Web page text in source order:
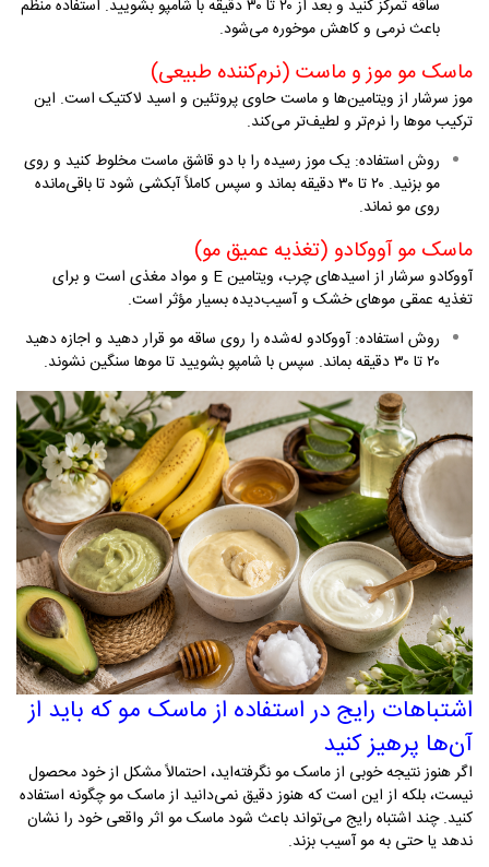
ساقه تمرکز کنید و بعد از ۲۰ تا ۳۰ دقیقه با شامپو بشویید. استفاده منظم
باعث نرمی و کاهش موخوره می‌شود.
ماسک مو موز و ماست (نرم‌کننده طبیعی)
موز سرشار از ویتامین‌ها و ماست حاوی پروتئین و اسید لاکتیک است. این
ترکیب موها را نرم‌تر و لطیف‌تر می‌کند.
روش استفاده: یک موز رسیده را با دو قاشق ماست مخلوط کنید و روی
مو بزنید. ۲۰ تا ۳۰ دقیقه بماند و سپس کاملاً آبکشی شود تا باقی‌مانده
روی مو نماند.
ماسک مو آووکادو (تغذیه عمیق مو)
آووکادو سرشار از اسیدهای چرب، ویتامینE و مواد مغذی است و برای
تغذیه عمقی موهای خشک و آسیب‌دیده بسیار مؤثر است.
روش استفاده:آووکادو له‌شده را روی ساقه مو قرار دهید و اجازه دهید
۲۰ تا ۳۰ دقیقه بماند. سپس با شامپو بشویید تا موها سنگین نشوند
.
اشتباهات رایج در استفاده از ماسک مو که باید از
آن‌ها پرهیز کنید
اگر هنوز نتیجه خوبی از ماسک مو نگرفته‌اید، احتمالاً مشکل از خود محصول
نیست، بلکه از این است که هنوز دقیق نمی‌دانید از ماسک مو چگونه استفاده
کنید. چند اشتباه رایج می‌تواند باعث شود ماسک مو اثر واقعی خود را نشان
ندهد یا حتی به مو آسیب بزند.